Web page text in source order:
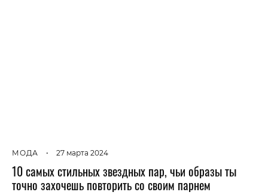
МОДА • 27 марта 2024
10 самых стильных звездных пар, чьи образы ты
точно захочешь повторить со своим парнем